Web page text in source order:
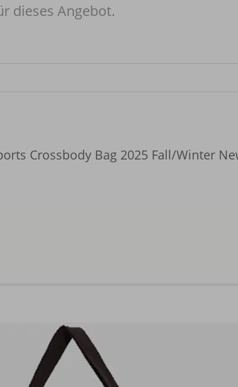
dieses Angebot.
Crossbody Bag 2025 Fall/Winter